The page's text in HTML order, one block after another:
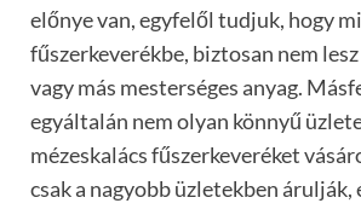
előnye van, egyfelől tudjuk, hogy
fűszerkeverékbe, biztosan nem
vagy más mesterséges anyag.
egyáltalán nem olyan könnyű
mézeskalács fűszerkeveréket
csak a nagyobb üzletekben árulják,